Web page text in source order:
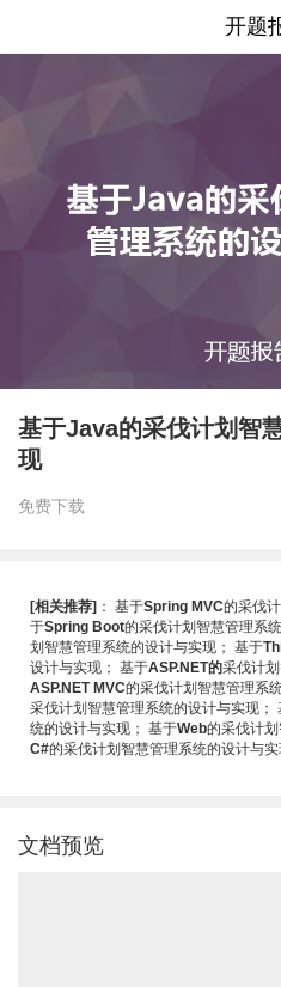
开题
基于Java的采伐计划智
现
免费下载
[相关推荐] ： 基于Spring MVC的采伐
于Spring Boot的采伐计划智慧管理系
划智慧管理系统的设计与实现 ； 基于
设计与实现 ； 基于ASP.NET的采伐计
ASP.NET MVC的采伐计划智慧管理系
采伐计划智慧管理系统的设计与实现 ；
统的设计与实现 ； 基于Web的采伐计
C#的采伐计划智慧管理系统的设计与
文档预览